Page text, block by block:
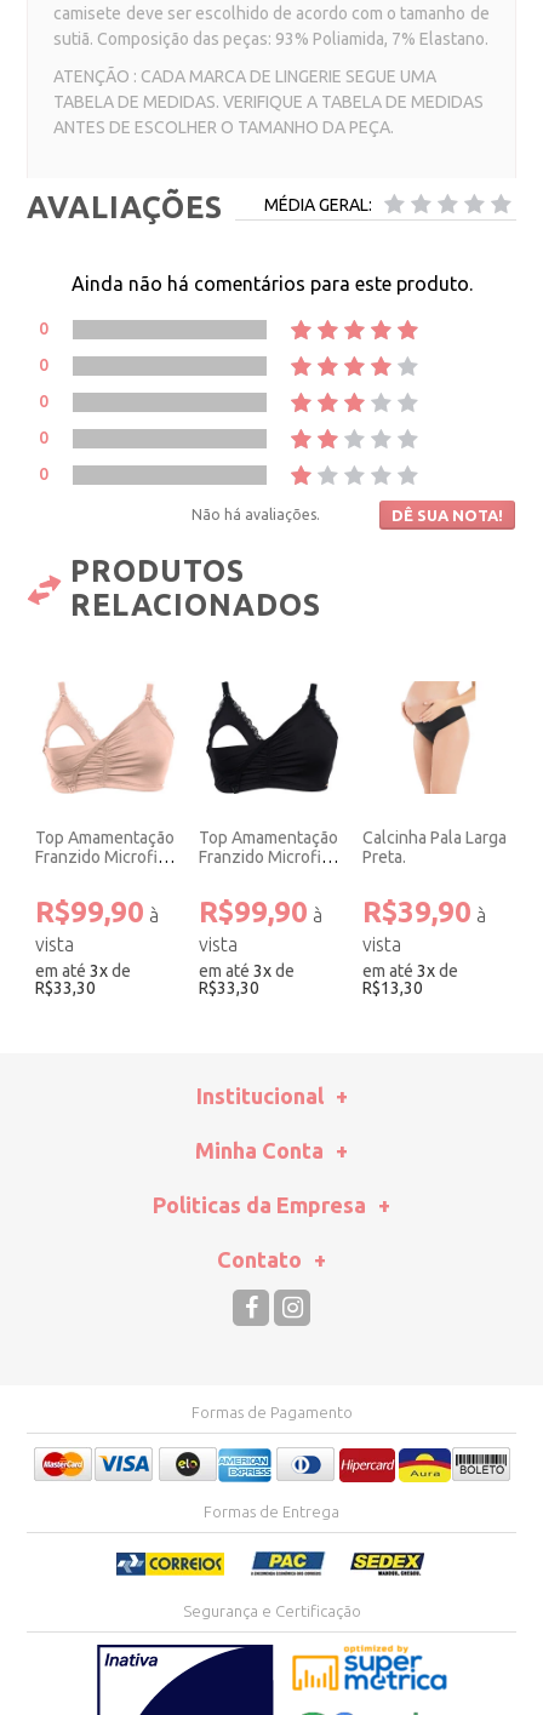
camisete deve ser escolhido de acordo com o tamanho de
sutiã. Composição das peças: 93% Poliamida, 7% Elastano.
ATENÇÃO : CADA MARCA DE LINGERIE SEGUE UMA
TABELA DE MEDIDAS. VERIFIQUE A TABELA DE MEDIDAS
ANTES DE ESCOLHER O TAMANHO DA PEÇA.
AVALIAÇÕES MÉDIA GERAL:
Ainda não há comentários para este produto.
0
0
0
0
0
Não há avaliações. DÊ SUA NOTA!
PRODUTOS
RELACIONADOS
Top Amamentação
Franzido Microfibra
R$99,90
em até3xde
R$33,30
Top Amamentação
Franzido Microfibra
R$99,90
em até3xde
R$33,30
Calcinha Pala Larga
Preta.
R$39,90
em até3xde
R$13,30
Institucional
Minha Conta
Politicas da Empresa
Contato
Formas de Pagamento
Formas de Entrega
Segurança e Certificação